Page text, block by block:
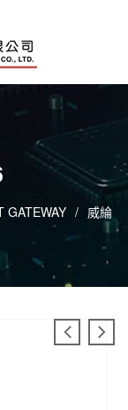
GATEWAY / 威綸